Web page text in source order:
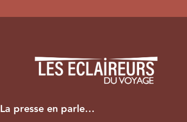
La presse en parle…